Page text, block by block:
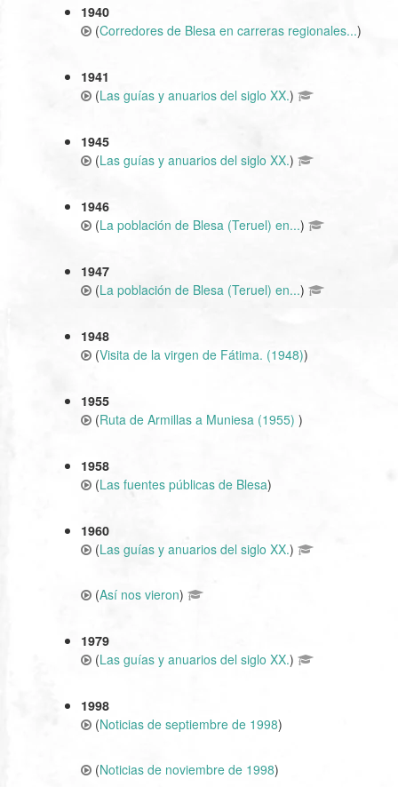
1940
(Corredores de Blesa en carreras regionales...)
1941
(Las guías y anuarios del siglo XX.)
1945
(Las guías y anuarios del siglo XX.)
1946
(La población de Blesa (Teruel) en...)
1947
(La población de Blesa (Teruel) en...)
1948
(Visita de la virgen de Fátima. (1948))
1955
(Ruta de Armillas a Muniesa (1955))
1958
(Las fuentes públicas de Blesa)
1960
(Las guías y anuarios del siglo XX.)
(Así nos vieron)
1979
(Las guías y anuarios del siglo XX.)
1998
(Noticias de septiembre de 1998)
(Noticias de noviembre de 1998)